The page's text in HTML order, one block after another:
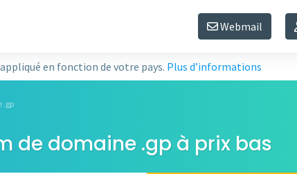
Webmail
appliqué en fonction de votre pays. Plus d’informations
.gp
de domaine .gp à prix bas